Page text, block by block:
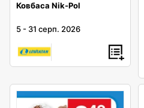
Ковбаса Nik-Pol
5 - 31 серп. 2026